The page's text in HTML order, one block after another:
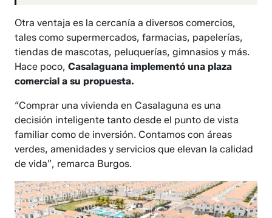
Otra ventaja es la cercanía a diversos comercios,
tales como supermercados, farmacias, papelerías,
tiendas de mascotas, peluquerías, gimnasios y más.
Hace poco, Casalaguana implementó una plaza
comercial a su propuesta.
“Comprar una vivienda en Casalaguna es una
decisión inteligente tanto desde el punto de vista
familiar como de inversión. Contamos con áreas
verdes, amenidades y servicios que elevan la calidad
de vida”, remarca Burgos.